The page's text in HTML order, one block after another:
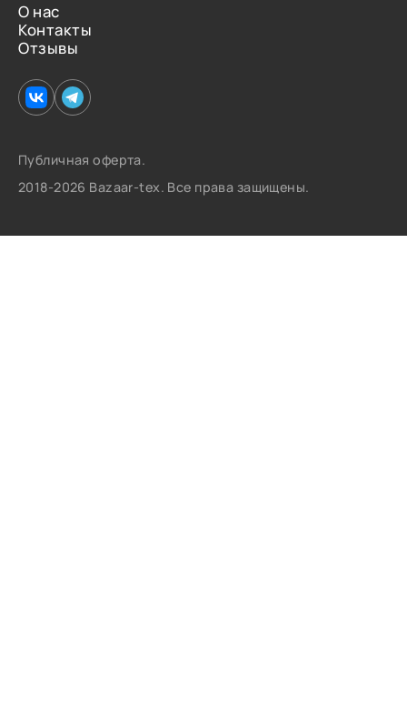
О нас
Контакты
Отзывы
Публичная оферта.
2018-2026 Bazaar-tex. Все права защищены.